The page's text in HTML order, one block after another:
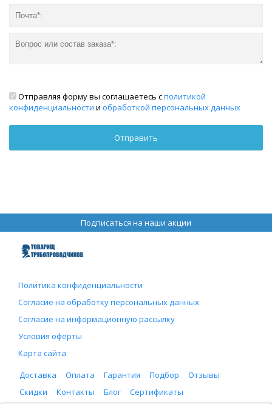
Отправляя форму вы соглашаетесь сполитикой
конфиденциальности и обработкой персональных данных
Подписаться на наши акции
Политика конфиденциальности
Согласие на обработку персональных данных
Согласие на информационную рассылку
Условия оферты
Карта сайта
Доставка
Оплата Гарантия Подбор
Отзывы
Скидки
Контакты Блог Сертификаты